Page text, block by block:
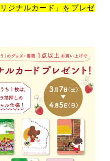
ジナルカード」をプレゼ